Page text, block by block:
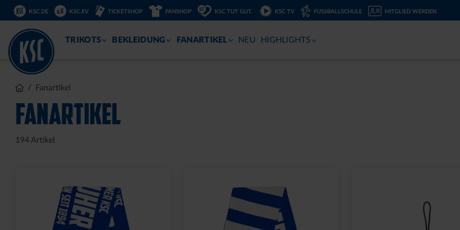
DIREKT
ZUM
KSC.DE KSC.EV TICKETSHOP FANSHOP KSC TUT GUT. KSC TV FUSSBALLSCHULE MITGLIED WERDEN
TRIKOTS BEKLEIDUNG FANARTIKEL NEU HIGHLIGHTS
Fanartikel
FANARTIKEL
194 Artikel